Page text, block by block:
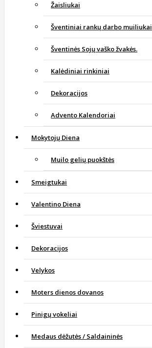
Žaisliukai
Šventiniai rankų darbo muiliukai
Šventinės Sojų vaško žvakės.
Kalėdiniai rinkiniai
Dekoracijos
Advento Kalendoriai
Mokytojų Diena
Muilo gelių puokštės
Smeigtukai
Valentino Diena
Šviestuvai
Dekoracijos
Velykos
Moters dienos dovanos
Pinigų vokeliai
Medaus dėžutės / Saldaininės